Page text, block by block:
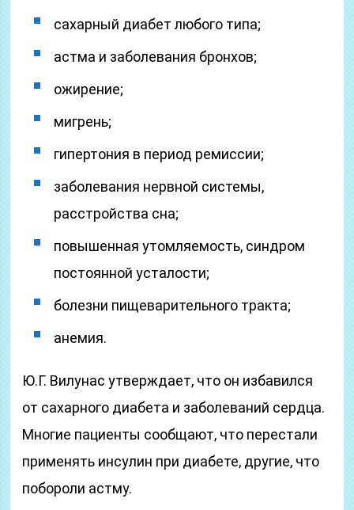
сахарный диабет любого типа;
астма и заболевания бронхов;
ожирение;
мигрень;
гипертония в период ремиссии;
заболевания нервной системы,
расстройства сна;
повышенная утомляемость, синдром
постоянной усталости;
болезни пищеварительного тракта;
анемия.
Ю.Г. Вилунас утверждает, что он избавился
от сахарного диабета и заболеваний сердца.
Многие пациенты сообщают, что перестали
применять инсулин при диабете, другие, что
побороли астму.